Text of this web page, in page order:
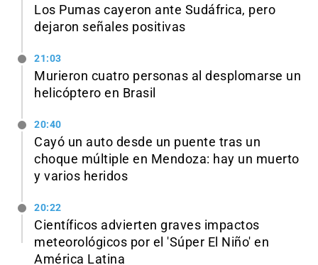
Los Pumas cayeron ante Sudáfrica, pero
dejaron señales positivas
21:03
Murieron cuatro personas al desplomarse un
helicóptero en Brasil
20:40
Cayó un auto desde un puente tras un
choque múltiple en Mendoza: hay un muerto
y varios heridos
20:22
Científicos advierten graves impactos
meteorológicos por el 'Súper El Niño' en
América Latina